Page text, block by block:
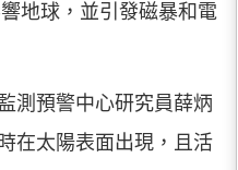
地球，並引發磁暴和電
測預警中心研究員薛炳
在太陽表面出現，且活